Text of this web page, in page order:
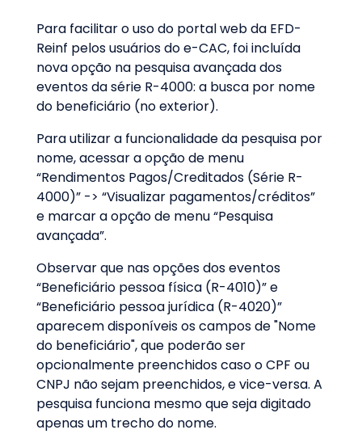
Para facilitar o uso do portal web da EFD-
Reinf pelos usuários do e-CAC, foi incluída
nova opção na pesquisa avançada dos
eventos da série R-4000: a busca por nome
do beneficiário (no exterior).
Para utilizar a funcionalidade da pesquisa por
nome, acessar a opção de menu
“Rendimentos Pagos/Creditados (Série R-
4000)” -> “Visualizar pagamentos/créditos”
e marcar a opção de menu “Pesquisa
avançada”.
Observar que nas opções dos eventos
“Beneficiário pessoa física (R-4010)” e
“Beneficiário pessoa jurídica (R-4020)”
aparecem disponíveis os campos de "Nome
do beneficiário", que poderão ser
opcionalmente preenchidos caso o CPF ou
CNPJ não sejam preenchidos, e vice-versa. A
pesquisa funciona mesmo que seja digitado
apenas um trecho do nome.